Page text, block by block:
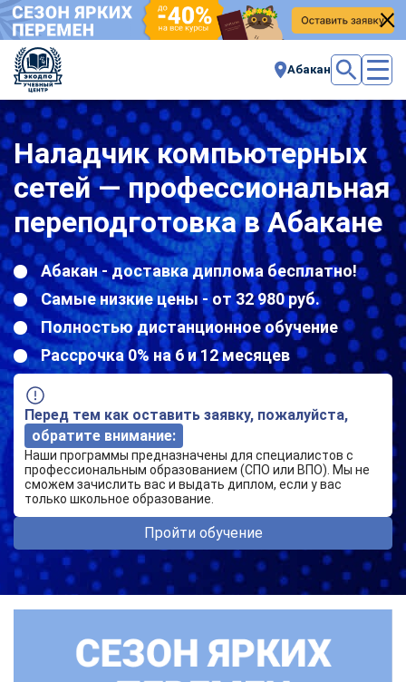
Абакан
Наладчик компьютерных
сетей — профессиональная
переподготовка в Абакане
Абакан - доставка диплома бесплатно!
Самые низкие цены - от 32 980 руб.
Полностью дистанционное обучение
Рассрочка 0% на 6 и 12 месяцев
Перед тем как оставить заявку, пожалуйста,
обратите внимание:
Наши программы предназначены для специалистов с
профессиональным образованием (СПО или ВПО). Мы не
сможем зачислить вас и выдать диплом, если у вас
только школьное образование.
Пройти обучение